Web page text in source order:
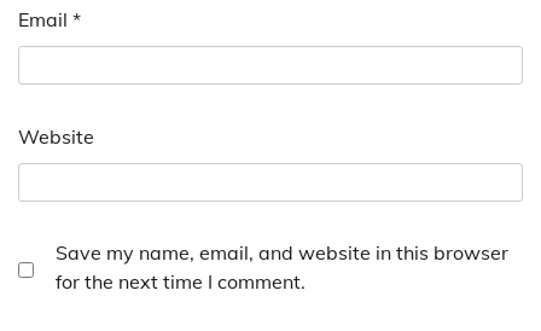
Email *
Website
Save my name, email, and website in this browser
for the next time I comment.